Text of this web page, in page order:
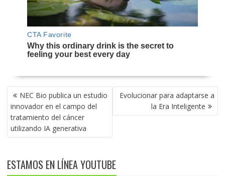
NAVEGACIÓN
DE
ENTRADAS
NEC Bio publica un estudio
innovador en el campo del
tratamiento del cáncer
utilizando IA generativa
Evolucionar para adaptarse a
la Era Inteligente
ESTAMOS EN LÍNEA YOUTUBE